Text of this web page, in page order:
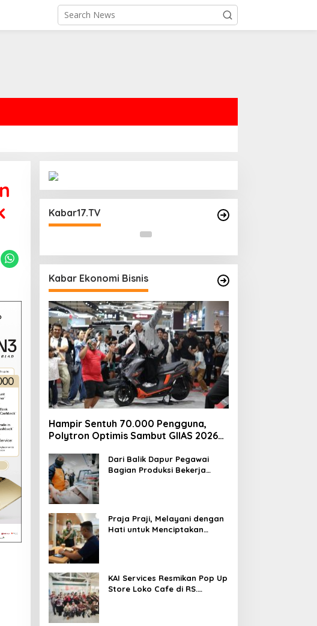
Kabar17.TV
HUT Ke-44 Satpam,
Baharkam Polri:
Kini Profesi
Operasi Cipta Kondisi Digelar
Mengantisipasi Kerawanan Malam
Kabar Ekonomi Bisnis
Hampir Sentuh 70.000 Pengguna,
Polytron Optimis Sambut GIIAS 2026
Mandiri hingga Rp6,5 Juta
Dari Balik Dapur Pegawai
Bagian Produksi Bekerja
Praja Praji, Melayani dengan
Hati untuk Menciptakan
KAI Services Resmikan Pop Up
Store Loko Cafe di RS.